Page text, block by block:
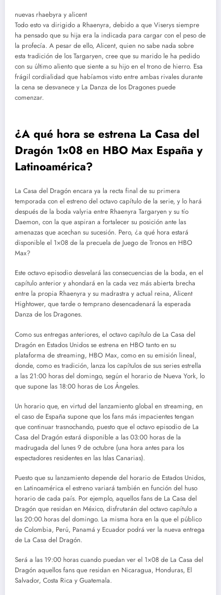
nuevas rhaebyra y alicent
Todo esto va dirigido a Rhaenyra, debido a que Viserys siempre
ha pensado que su hija era la indicada para cargar con el peso de
la profecía. A pesar de ello, Alicent, quien no sabe nada sobre
esta tradición de los Targaryen, cree que su marido le ha pedido
con su último aliento que siente a su hijo en el trono de hierro. Esa
frágil cordialidad que habíamos visto entre ambas rivales durante
la cena se desvanece y La Danza de los Dragones puede
comenzar.
¿A qué hora se estrena La Casa del
Dragón 1×08 en HBO Max España y
Latinoamérica?
La Casa del Dragón encara ya la recta final de su primera
temporada con el estreno del octavo capítulo de la serie, y lo hará
después de la boda valyria entre Rhaenyra Targaryen y su tío
Daemon, con la que aspiran a fortalecer su posición ante las
amenazas que acechan su sucesión. Pero, ¿a qué hora estará
disponible el 1×08 de la precuela de Juego de Tronos en HBO
Max?
Este octavo episodio desvelará las consecuencias de la boda, en el
capítulo anterior y ahondará en la cada vez más abierta brecha
entre la propia Rhaenyra y su madrastra y actual reina, Alicent
Hightower, que tarde o temprano desencadenará la esperada
Danza de los Dragones.
Como sus entregas anteriores, el octavo capítulo de La Casa del
Dragón en Estados Unidos se estrena en HBO tanto en su
plataforma de streaming, HBO Max, como en su emisión lineal,
donde, como es tradición, lanza los capítulos de sus series estrella
a las 21:00 horas del domingo, según el horario de Nueva York, lo
que supone las 18:00 horas de Los Ángeles.
Un horario que, en virtud del lanzamiento global en streaming, en
el caso de España supone que los fans más impacientes tengan
que continuar trasnochando, puesto que el octavo episodio de La
Casa del Dragón estará disponible a las 03:00 horas de la
madrugada del lunes 9 de octubre (una hora antes para los
espectadores residentes en las Islas Canarias).
Puesto que su lanzamiento depende del horario de Estados Unidos,
en Latinoamérica el estreno variará también en función del huso
horario de cada país. Por ejemplo, aquellos fans de La Casa del
Dragón que residan en México, disfrutarán del octavo capítulo a
las 20:00 horas del domingo. La misma hora en la que el público
de Colombia, Perú, Panamá y Ecuador podrá ver la nueva entrega
de La Casa del Dragón.
Será a las 19:00 horas cuando puedan ver el 1×08 de La Casa del
Dragón aquellos fans que residan en Nicaragua, Honduras, El
Salvador, Costa Rica y Guatemala.